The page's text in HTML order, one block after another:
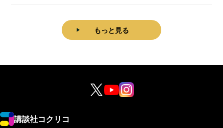
もっと見る
講談社コクリコ